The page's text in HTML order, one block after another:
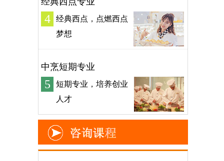
4
经典西点，点燃西点
梦想
中烹短期专业
5
短期专业，培养创业
人才